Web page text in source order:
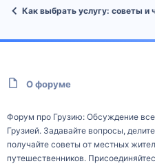
Как выбрать услугу: советы и
О форуме
Форум про Грузию: Обсуждение
Грузией. Задавайте вопросы,
получайте советы от местных
путешественников.